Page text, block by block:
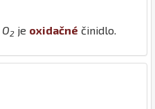
O2 je oxidačné činidlo.